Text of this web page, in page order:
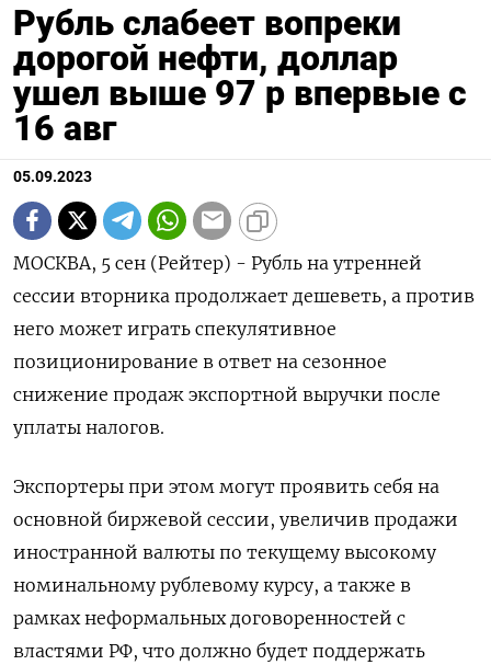
Рубль слабеет вопреки
дорогой нефти, доллар
ушел выше 97 р впервые с
16 авг
05.09.2023
МОСКВА, 5 сен (Рейтер) - Рубль на утренней
сессии вторника продолжает дешеветь, а против
него может играть спекулятивное
позиционирование в ответ на сезонное
снижение продаж экспортной выручки после
уплаты налогов.
Экспортеры при этом могут проявить себя на
основной биржевой сессии, увеличив продажи
иностранной валюты по текущему высокому
номинальному рублевому курсу, а также в
рамках неформальных договоренностей с
властями РФ, что должно будет поддержать